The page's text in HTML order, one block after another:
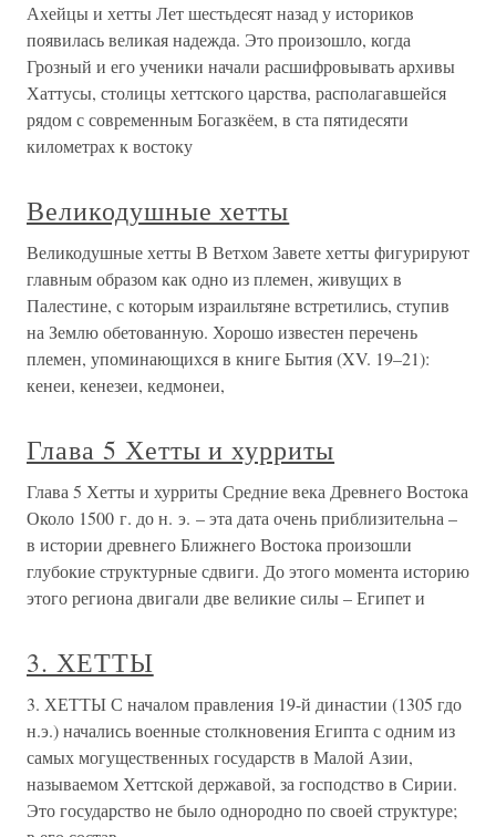
Ахейцы и хетты Лет шестьдесят назад у историков
появилась великая надежда. Это произошло, когда
Грозный и его ученики начали расшифровывать архивы
Хаттусы, столицы хеттского царства, располагавшейся
рядом с современным Богазкёем, в ста пятидесяти
километрах к востоку
Великодушные хетты
Великодушные хетты В Ветхом Завете хетты фигурируют
главным образом как одно из племен, живущих в
Палестине, с которым израильтяне встретились, ступив
на Землю обетованную. Хорошо известен перечень
племен, упоминающихся в книге Бытия (XV. 19–21):
кенеи, кенезеи, кедмонеи,
Глава 5 Хетты и хурриты
Глава 5 Хетты и хурриты Средние века Древнего Востока
Около 1500 г. до н. э. – эта дата очень приблизительна –
в истории древнего Ближнего Востока произошли
глубокие структурные сдвиги. До этого момента историю
этого региона двигали две великие силы – Египет и
3. ХЕТТЫ
3. ХЕТТЫ С началом правления 19-й династии (1305 гдо
н.э.) начались военные столкновения Египта с одним из
самых могущественных государств в Малой Азии,
называемом Хеттской державой, за господство в Сирии.
Это государство не было однородно по своей структуре;